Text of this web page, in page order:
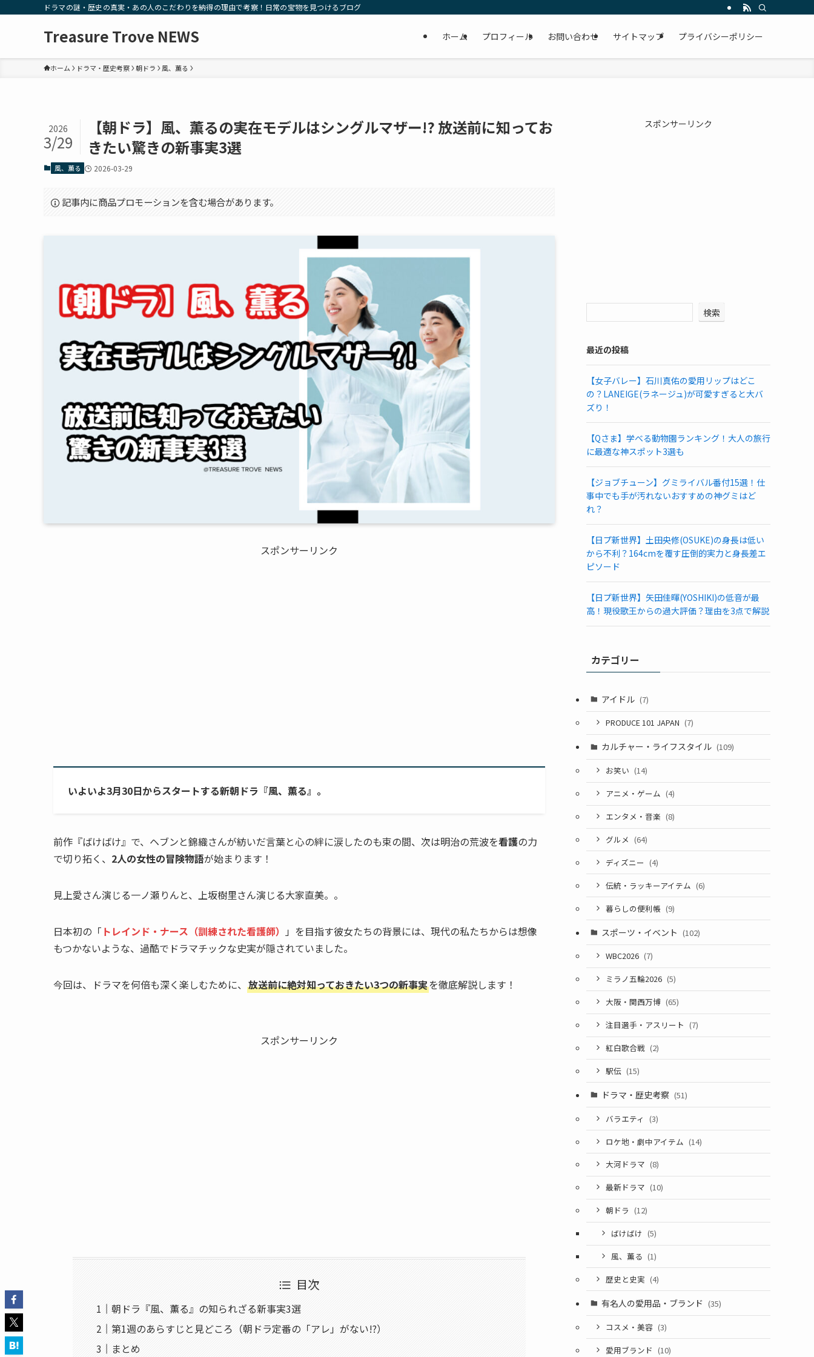
ドラマの謎・歴史の真実・あの人のこだわりを納得の理由で考察！日常の宝物を見つけるブログ
Treasure Trove NEWS ホーム プロフィール お問い合わせ サイトマップ プライバシーポリシー
ホーム ドラマ・歴史考察 朝ドラ 風、薫る
【朝ドラ】風、薫るの実在モデルはシングルマザー!? 放送前に知ってお
きたい驚きの新事実3選
2026
3/29
風、薫る 2026-03-29
記事内に商品プロモーションを含む場合があります。
スポンサーリンク
いよいよ3月30日からスタートする新朝ドラ『風、薫る』。
前作『ばけばけ』で、ヘブンと錦織さんが紡いだ言葉と心の絆に涙したのも束の間、次は明治の荒波を看護の力
で切り拓く、 2人の女性の冒険物語が始まります！
見上愛さん演じる一ノ瀬りんと、上坂樹里さん演じる大家直美。。
日本初の「 トレインド・ナース（訓練された看護師）
」を目指す彼女たちの背景には、現代の私たちからは想像
もつかないような、過酷でドラマチックな史実が隠されていました。
今回は、ドラマを何倍も深く楽しむために、 放送前に絶対知っておきたい3つの新事実を徹底解説します！
スポンサーリンク
目次
朝ドラ『風、薫る』の知られざる新事実3選
第1週のあらすじと見どころ（朝ドラ定番の「アレ」がない!?）
まとめ
スポンサーリンク
検索
最近の投稿
【女子バレー】石川真佑の愛用リップはどこ
の？LANEIGE(ラネージュ)が可愛すぎると大バ
ズり！
【Qさま】学べる動物園ランキング！大人の旅行
に最適な神スポット3選も
【ジョブチューン】グミライバル番付15選！仕
事中でも手が汚れないおすすめの神グミはど
れ？
【日プ新世界】土田央修(OSUKE)の身長は低い
から不利？164cmを覆す圧倒的実力と身長差エ
ピソード
【日プ新世界】矢田佳暉(YOSHIKI)の低音が最
高！現役歌王からの過大評価？理由を3点で解説
カテゴリー
アイドル (7)
PRODUCE 101 JAPAN (7)
カルチャー・ライフスタイル (109)
お笑い (14)
アニメ・ゲーム (4)
エンタメ・音楽 (8)
グルメ (64)
ディズニー (4)
伝統・ラッキーアイテム (6)
暮らしの便利帳 (9)
スポーツ・イベント (102)
WBC2026 (7)
ミラノ五輪2026 (5)
大阪・関西万博 (65)
注目選手・アスリート (7)
紅白歌合戦 (2)
駅伝 (15)
ドラマ・歴史考察 (51)
バラエティ (3)
ロケ地・劇中アイテム (14)
大河ドラマ (8)
最新ドラマ (10)
朝ドラ (12)
ばけばけ (5)
風、薫る (1)
歴史と史実 (4)
有名人の愛用品・ブランド (35)
コスメ・美容 (3)
愛用ブランド (10)